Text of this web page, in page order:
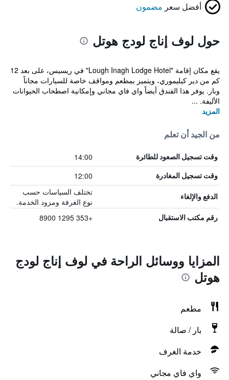
أفضل سعر مضمون
حول لوف إناج لودج هوتل
يقع مكان إقامة "Lough Inagh Lodge Hotel" في ريسيس، على بعد 12
كم من دير كيليموري، ويتميز بمطعم ومواقف خاصة للسيارات مجاناً
وبار. يوفر هذا الفندق أيضاً واي فاي مجاني وإمكانية اصطحاب الحيوانات
الأليفة. ...
المزيد
من الجيد أن تعلم
وقت تسجيل الصعود للطائرة 14:00
وقت تسجيل المغادرة 12:00
الدفع والإلغاء
تختلف السياسات حسب
نوع الغرفة ومزود الخدمة.
رقم مكتب الاستقبال +353 1295 8900
المزايا ووسائل الراحة في لوف إناج لودج
هوتل
مطعم
بار / صالة
خدمة الغرف
واي فاي مجاني